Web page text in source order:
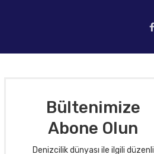
Bültenimize
Abone Olun
Denizcilik dünyası ile ilgili düzenli